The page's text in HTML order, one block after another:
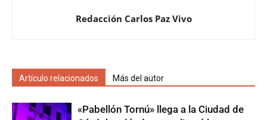
Redacción Carlos Paz Vivo
Artículo relacionados Más del autor
«Pabellón Tornú» llega a la Ciudad de